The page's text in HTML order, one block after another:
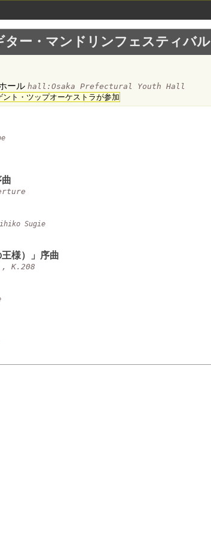
ター・マンドリンフェスティバル
ール hall:Osaka Prefectural Youth Hall
ト・ツップオーケストラが参加
Sugie
様）」序曲
K.208